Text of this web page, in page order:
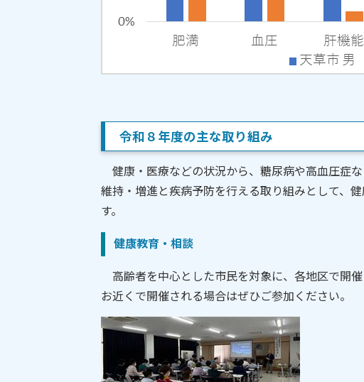
令和８年度の主な取り組み
健康・医療などの状況から、糖尿病や高血圧症
維持・増進と疾病予防を行える取り組みとして、
す。
健康教育・相談
高齢者を中心とした市民を対象に、各地区で開
お近くで開催される場合はぜひご参加ください。